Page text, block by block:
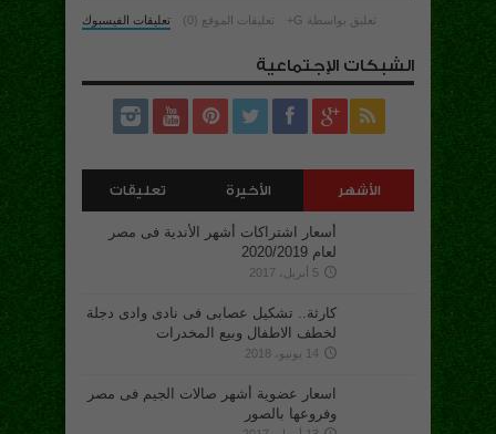
تعليقات الفيسبوك تعليقات الموقع (0) تعليق بواسطة G+
الشبكات الإجتماعية
الأشهر الأخيرة تعليقات
أسعار اشتراكات أشهر الأندية فى مصر
لعام 2020/2019
5 أبريل، 2017
كارثة.. تشكيل عصابى فى نادى وادى دجلة
لخطف الاطفال وبيع المخدرات
14 يونيو، 2018
اسعار عضوية أشهر صالات الجيم فى مصر
وفروعها بالصور